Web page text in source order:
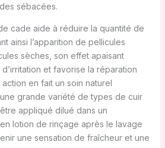
sébacées.
cade aide à réduire la quantité de
ainsi l’apparition de pellicules
sèches, son effet apaisant
et favorise la réparation
en fait un soin naturel
grande variété de types de cuir
appliqué dilué dans un
lotion de rinçage après le lavage
une sensation de fraîcheur et une